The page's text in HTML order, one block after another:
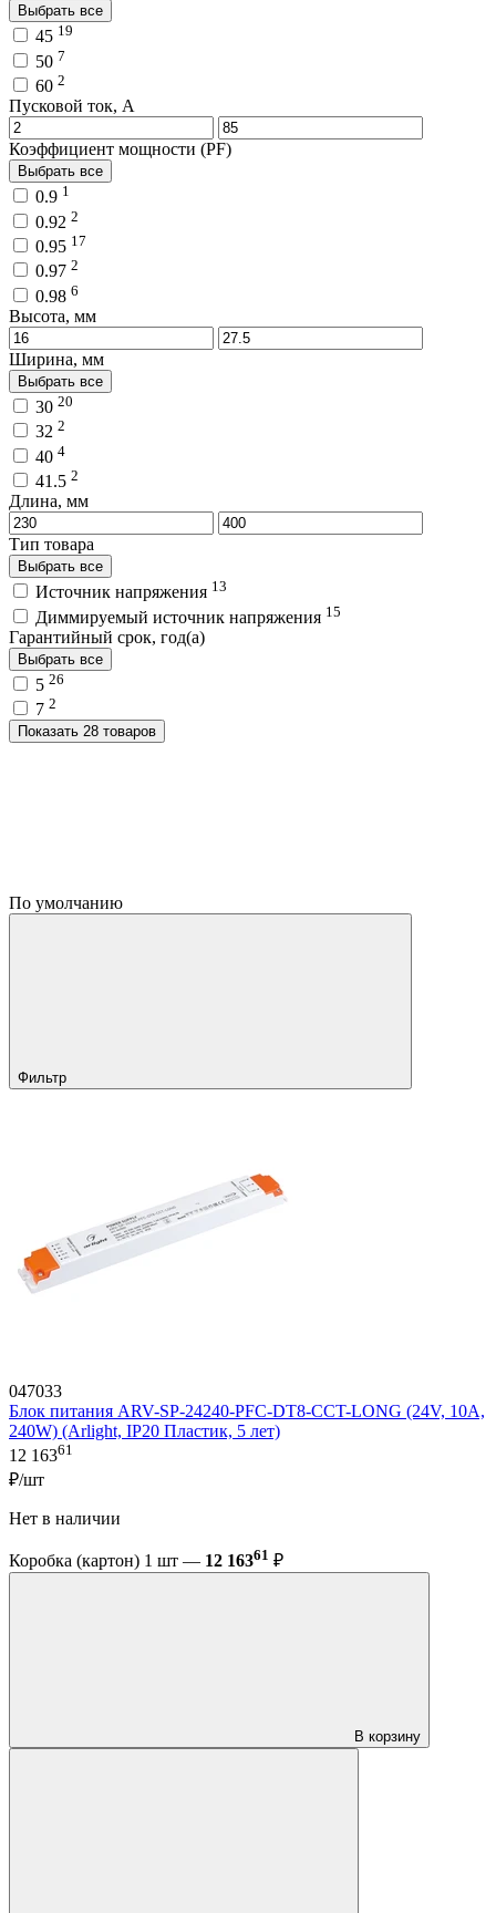
Выбрать все
45 19
50 7
60 2
Пусковой ток, A
Коэффициент мощности (PF)
Выбрать все
0.9 1
0.92 2
0.95 17
0.97 2
0.98 6
Высота, мм
Ширина, мм
Выбрать все
30 20
32 2
40 4
41.5 2
Длина, мм
Тип товара
Выбрать все
Источник напряжения 13
Диммируемый источник напряжения 15
Гарантийный срок, год(а)
Выбрать все
5 26
7 2
Показать 28 товаров
По умолчанию
Фильтр
047033
Блок питания ARV-SP-24240-PFC-DT8-CCT-LONG (24V, 10A,
240W) (Arlight, IP20 Пластик, 5 лет)
12 16361
₽/шт
Нет в наличии
Коробка (картон) 1 шт — 12 16361 ₽
В корзину